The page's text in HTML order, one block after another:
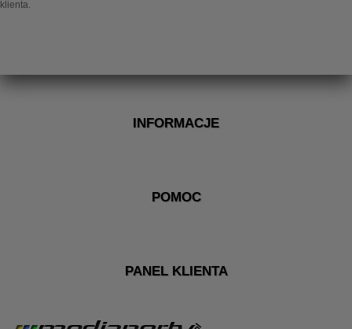
klienta.
INFORMACJE
POMOC
PANEL KLIENTA